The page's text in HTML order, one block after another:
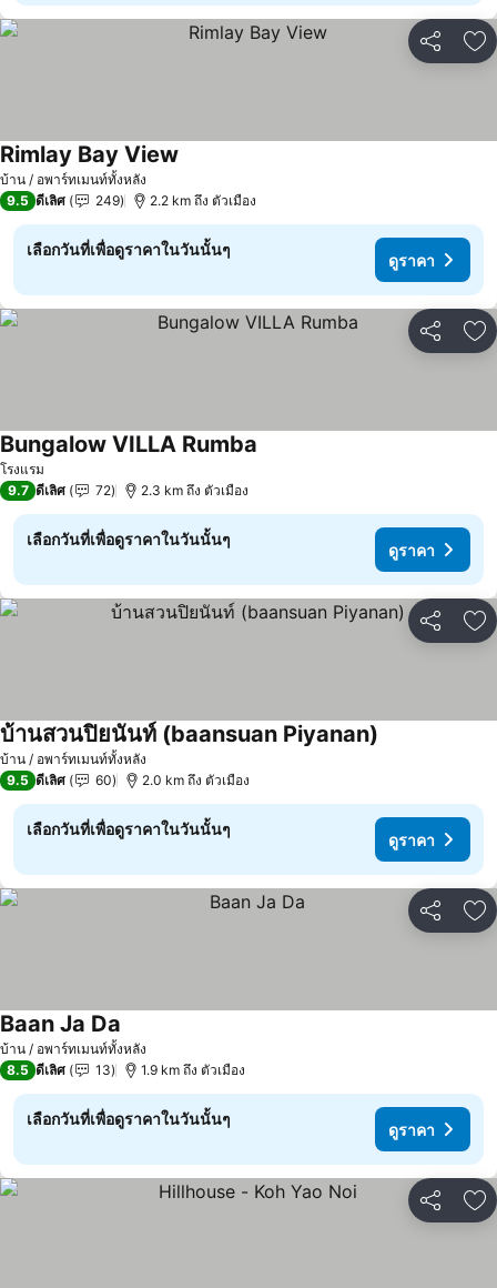
แชร์ เ
บ้าน / อพาร์ทเมนท์ทั้งหลัง
Rimlay Bay View
9.5 ดีเลิศ 249 2.2 km ถึง ตัวเมือง
เลือกวันที่เพื่อดูราคาในวันนั้นๆ
ดูราคา
แชร์ เ
โรงแรม
Bungalow VILLA Rumba
9.7 ดีเลิศ 72 2.3 km ถึง ตัวเมือง
เลือกวันที่เพื่อดูราคาในวันนั้นๆ
ดูราคา
แชร์ เ
บ้าน / อพาร์ทเมนท์ทั้งหลัง
บ้านสวนปิยนันท์ (baansuan Piyanan)
9.5 ดีเลิศ 60 2.0 km ถึง ตัวเมือง
เลือกวันที่เพื่อดูราคาในวันนั้นๆ
ดูราคา
แชร์ เ
บ้าน / อพาร์ทเมนท์ทั้งหลัง
Baan Ja Da
8.5 ดีเลิศ 13 1.9 km ถึง ตัวเมือง
เลือกวันที่เพื่อดูราคาในวันนั้นๆ
ดูราคา
แชร์ เ